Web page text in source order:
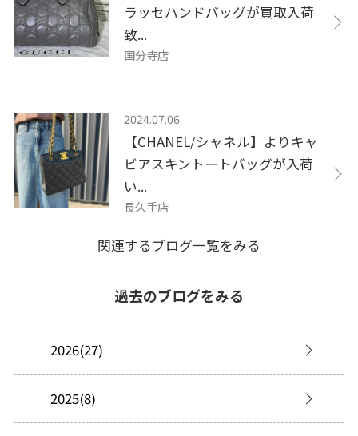
ラッセハンドバッグが買取入荷
致...
国分寺店
2024.07.06
【CHANEL/シャネル】よりキャ
ビアスキントートバッグが入荷
い...
長久手店
関連するブログ一覧をみる
過去のブログをみる
2026(27)
2025(8)